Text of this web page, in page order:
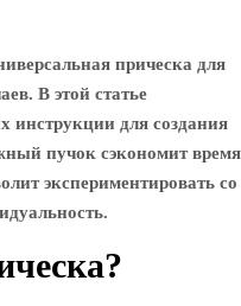
прическа для
В этой статье
инструкции для создания
пучок сэкономит время
экспериментировать со